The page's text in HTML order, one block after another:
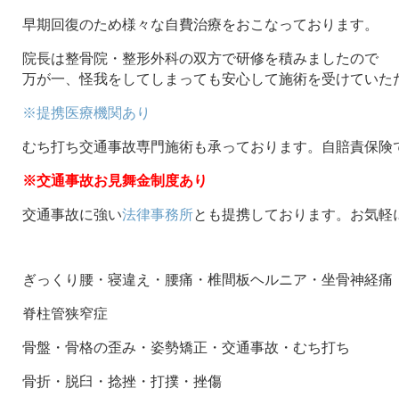
早期回復のため様々な自費治療をおこなっております。
院長は整骨院・整形外科の双方で研修を積みましたので
万が一、怪我をしてしまっても安心して施術を受けていた
※提携医療機関あり
むち打ち交通事故専門施術も承っております。自賠責保険
※交通事故お見舞金制度あり
交通事故に強い法律事務所とも提携しております。お気軽
ぎっくり腰・寝違え・腰痛・椎間板ヘルニア・坐骨神経痛
脊柱管狭窄症
骨盤・骨格の歪み・姿勢矯正・交通事故・むち打ち
骨折・脱臼・捻挫・打撲・挫傷